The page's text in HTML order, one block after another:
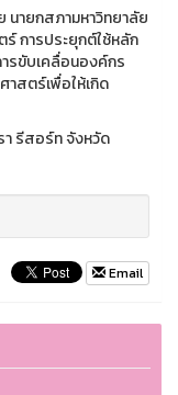
นายกสภามหาวิทยาลัย
การประยุกต์ใช้หลัก
รขับเคลื่อนองค์กร
าสตร์เพื่อให้เกิด
รีสอร์ท จังหวัด
Email